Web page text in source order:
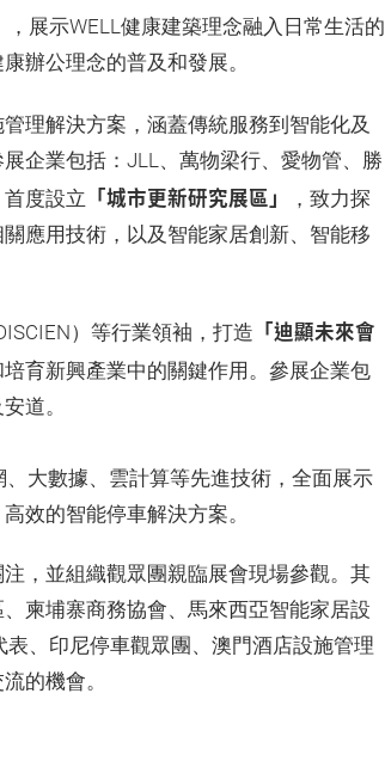
，展示WELL健康建築理念融入日常生活的
辦公理念的普及和發展。
理解決方案，涵蓋傳統服務到智能化及
企業包括：JLL、萬物梁行、愛物管、勝
度設立 「城市更新研究展區」
，致力探
應用技術，以及智能家居創新、智能移
）等行業領袖，打造 「迪顯未來會
育新興產業中的關鍵作用。參展企業包
道。
、大數據、雲計算等先進技術，全面展示
效的智能停車解決方案。
，並組織觀眾團親臨展會現場參觀。其
柬埔寨商務協會、馬來西亞智能家居設
、印尼停車觀眾團、澳門酒店設施管理
的機會。